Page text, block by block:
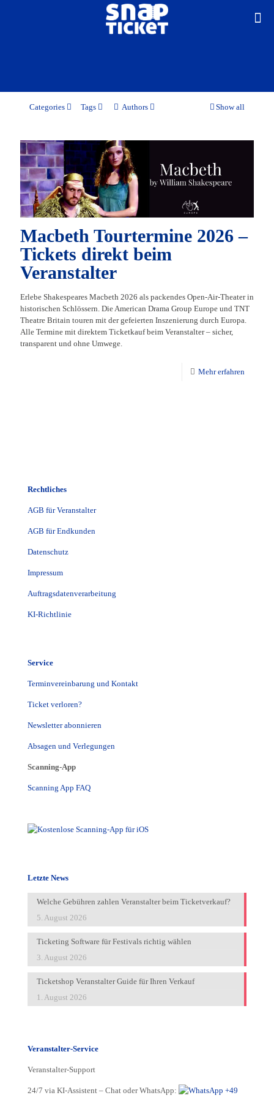
Categories Tags Authors Show all
Macbeth Tourtermine 2026 –
Tickets direkt beim
Veranstalter
Erlebe Shakespeares Macbeth 2026 als packendes Open-Air-Theater in
historischen Schlössern. Die American Drama Group Europe und TNT
Theatre Britain touren mit der gefeierten Inszenierung durch Europa.
Alle Termine mit direktem Ticketkauf beim Veranstalter – sicher,
transparent und ohne Umwege.
Mehr erfahren
Rechtliches
AGB für Veranstalter
AGB für Endkunden
Datenschutz
Impressum
Auftragsdatenverarbeitung
KI-Richtlinie
Service
Terminvereinbarung und Kontakt
Ticket verloren?
Newsletter abonnieren
Absagen und Verlegungen
Scanning-App
Scanning App FAQ
Letzte News
Welche Gebühren zahlen Veranstalter beim Ticketverkauf?
5. August 2026
Ticketing Software für Festivals richtig wählen
3. August 2026
Ticketshop Veranstalter Guide für Ihren Verkauf
1. August 2026
Veranstalter-Service
Veranstalter-Support
24/7 via KI-Assistent – Chat oder WhatsApp:
+49